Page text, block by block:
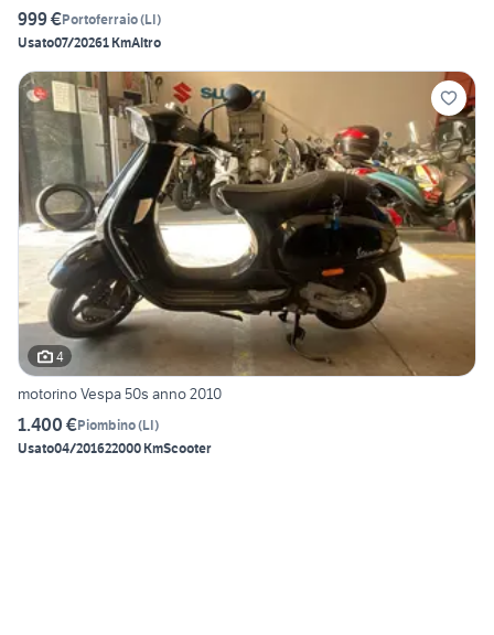
999 €Portoferraio(LI)
Usato07/20261 KmAltro
4
motorino Vespa 50s anno 2010
1.400 €Piombino(LI)
Usato04/201622000 KmScooter